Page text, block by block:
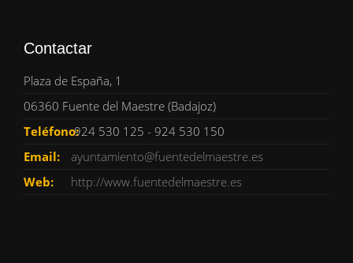
Contactar
Plaza de España, 1
06360 Fuente del Maestre (Badajoz)
Teléfono:924 530 125 - 924 530 150
Email:
ayuntamiento@fuentedelmaestre.es
Web:
http://www.fuentedelmaestre.es